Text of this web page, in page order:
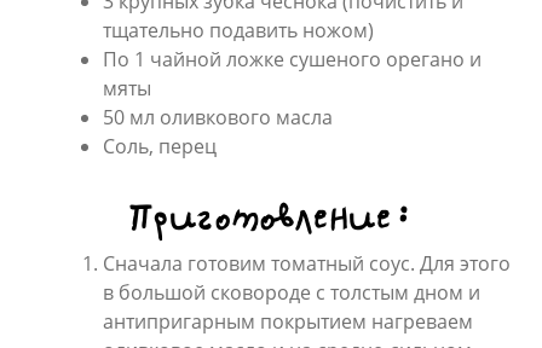
тщательно подавить ножом)
По 1 чайной ложке сушеного орегано и
мяты
50 мл оливкового масла
Соль, перец
Приготовление:
Сначала готовим томатный соус. Для этого
в большой сковороде с толстым дном и
антипригарным покрытием нагреваем